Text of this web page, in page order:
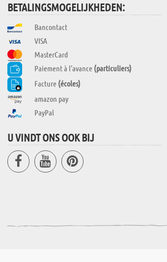
BETALINGSMOGELIJKHEDEN:
Bancontact
VISA
MasterCard
Paiement à l'avance (particuliers)
Facture (écoles)
amazon pay
PayPal
U VINDT ONS OOK BIJ